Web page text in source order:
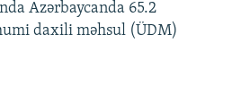
360p 480p
360p
480p
Azərbaycanda 65.2
daxili məhsul (ÜDM)